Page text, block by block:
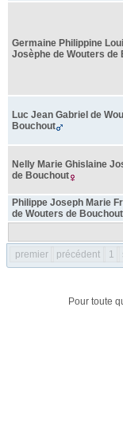
Germaine Philippine
Josèphe de Wouters de
Luc Jean Gabriel de
Bouchout
Nelly Marie Ghislaine
de Bouchout
Philippe Joseph Marie
de Wouters de Bouchout
premier précédent 1
Pour toute